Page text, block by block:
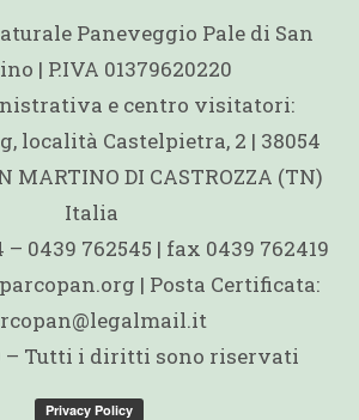
Paneveggio Pale di San
| P.IVA 01379620220
e centro visitatori:
località Castelpietra, 2 | 38054
MARTINO DI CASTROZZA (TN)
Italia
– 0439 762545 | fax 0439 762419
| Posta Certificata:
– Tutti i diritti sono riservati